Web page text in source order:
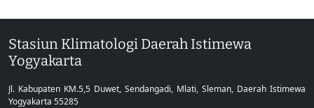
Stasiun Klimatologi Daerah Istimewa
Yogyakarta
Jl. Kabupaten KM.5,5 Duwet, Sendangadi, Mlati, Sleman, Daerah Istimewa
Yogyakarta 55285